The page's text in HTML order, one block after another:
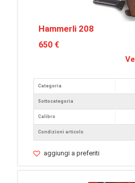
Hammerli 208
650 €
Categoria
Sottocategoria
Calibro
Condizioni articolo
aggiungi a preferiti